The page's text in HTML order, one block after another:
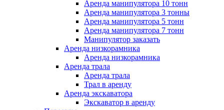
Аренда манипулятора 10 тонн
Аренда манипулятора 3 тонны
Аренда манипулятора 5 тонн
Аренда манипулятора 7 тонн
Манипулятор заказать
Аренда низкорамника
Аренда низкорамника
Аренда трала
Аренда трала
Трал в аренду
Аренда экскаватора
Экскаватор в аренду